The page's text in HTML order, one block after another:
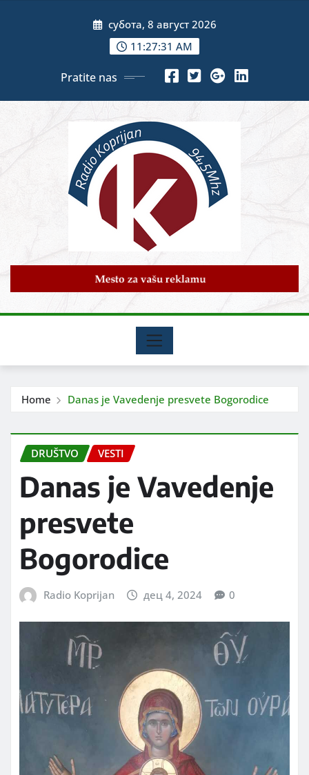
субота, 8 август 2026
11:27:33 AM
Pratite nas
Home Danas je Vavedenje presvete Bogorodice
DRUŠTVO VESTI
Danas je Vavedenje
presvete
Bogorodice
Radio Koprijan дец 4, 2024 0